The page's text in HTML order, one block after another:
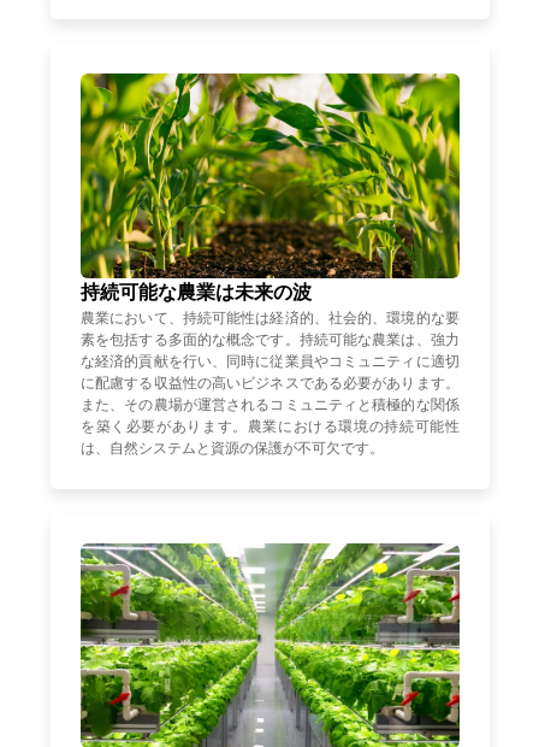
持続可能な農業は未来の波
農業において、持続可能性は経済的、社会的、環境的な要
素を包括する多面的な概念です。持続可能な農業は、強力
な経済的貢献を行い、同時に従業員やコミュニティに適切
に配慮する収益性の高いビジネスである必要があります。
また、その農場が運営されるコミュニティと積極的な関係
を築く必要があります。農業における環境の持続可能性
は、自然システムと資源の保護が不可欠です。